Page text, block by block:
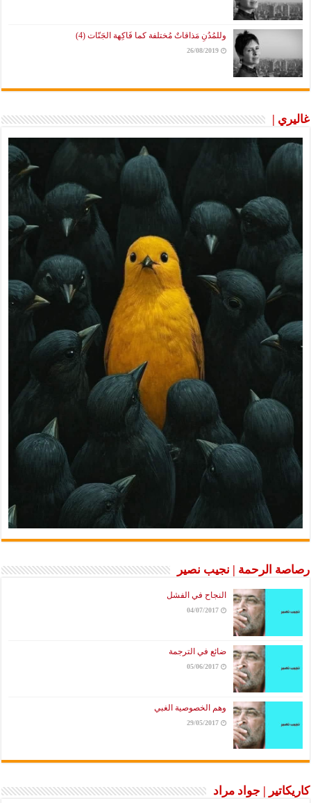
وللمُدُنِ مَذاقاتٌ مُختلفة كما فَاكِهة الجَنّات (4)
26/08/2019
غاليري |
رصاصة الرحمة | نجيب نصير
النجاح في الفشل
04/07/2017
ضائع في الترجمة
05/06/2017
وهم الخصوصية الغبي
29/05/2017
كاريكاتير | جواد مراد